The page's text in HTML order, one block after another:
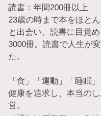
読書：年間200冊以上
23歳の時まで本をほと
と出会い、読書に目覚
3000冊。読書で人生が
た。
「食」「運動」「睡眠
健康を追求し、本当の
営。